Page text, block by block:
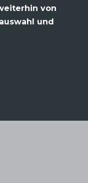
von
und